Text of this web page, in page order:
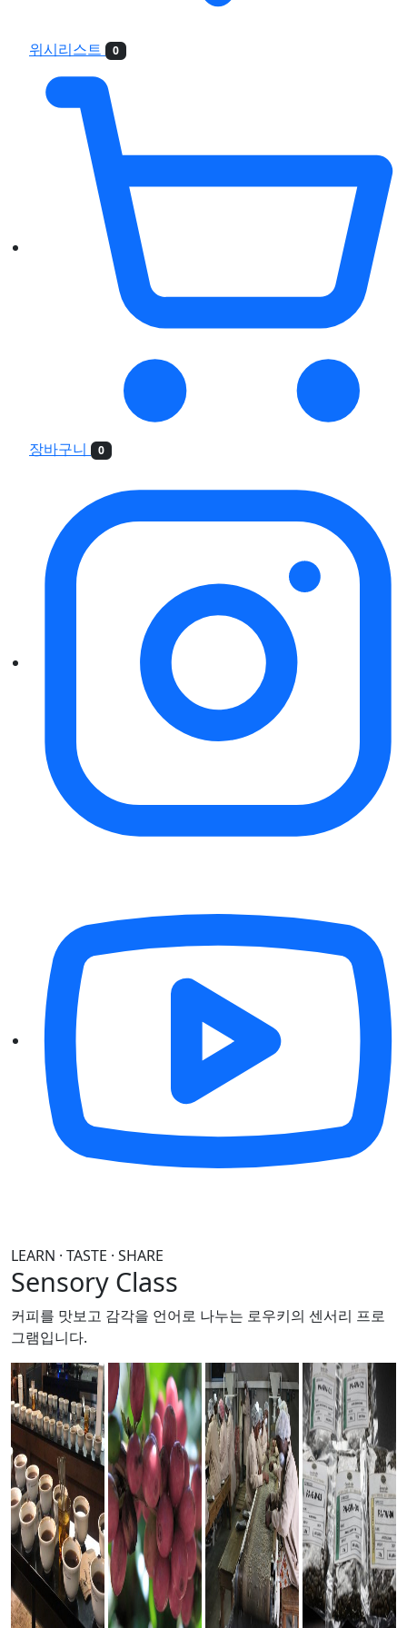
위시리스트 0
장바구니 0
LEARN · TASTE · SHARE
Sensory Class
커피를 맛보고 감각을 언어로 나누는 로우키의 센서리 프로
그램입니다.